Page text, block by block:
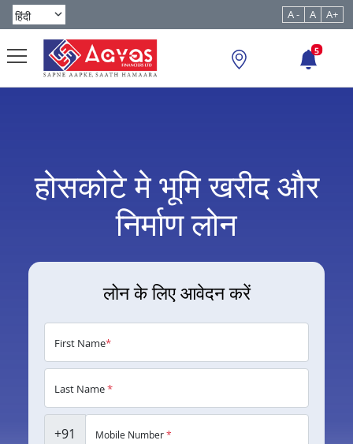
A - A A+
5
होसकोटे मे भूमि खरीद और
निर्माण लोन
लोन के लिए आवेदन करें
First Name*
Last Name*
+91 Mobile Number*